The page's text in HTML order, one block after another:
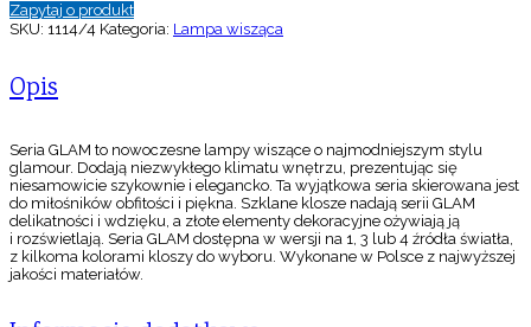
Zapytaj o produkt
SKU: 1114/4 Kategoria: Lampa wisząca
Opis
Seria GLAM to nowoczesne lampy wiszące o najmodniejszym stylu
glamour. Dodają niezwykłego klimatu wnętrzu, prezentując się
niesamowicie szykownie i elegancko. Ta wyjątkowa seria skierowana jest
do miłośników obfitości i piękna. Szklane klosze nadają serii GLAM
delikatności i wdzięku, a złote elementy dekoracyjne ożywiają ją
i rozświetlają. Seria GLAM dostępna w wersji na 1, 3 lub 4 źródła światła,
z kilkoma kolorami kloszy do wyboru. Wykonane w Polsce z najwyższej
jakości materiałów.